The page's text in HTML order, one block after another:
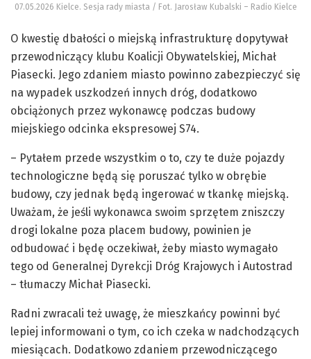
07.05.2026 Kielce. Sesja rady miasta / Fot. Jarosław Kubalski – Radio Kielce
O kwestię dbałości o miejską infrastrukturę dopytywał
przewodniczący klubu Koalicji Obywatelskiej, Michał
Piasecki. Jego zdaniem miasto powinno zabezpieczyć się
na wypadek uszkodzeń innych dróg, dodatkowo
obciążonych przez wykonawcę podczas budowy
miejskiego odcinka ekspresowej S74.
– Pytałem przede wszystkim o to, czy te duże pojazdy
technologiczne będą się poruszać tylko w obrębie
budowy, czy jednak będą ingerować w tkankę miejską.
Uważam, że jeśli wykonawca swoim sprzętem zniszczy
drogi lokalne poza placem budowy, powinien je
odbudować i będę oczekiwał, żeby miasto wymagało
tego od Generalnej Dyrekcji Dróg Krajowych i Autostrad
– tłumaczy Michał Piasecki.
Radni zwracali też uwagę, że mieszkańcy powinni być
lepiej informowani o tym, co ich czeka w nadchodzących
miesiącach. Dodatkowo zdaniem przewodniczącego